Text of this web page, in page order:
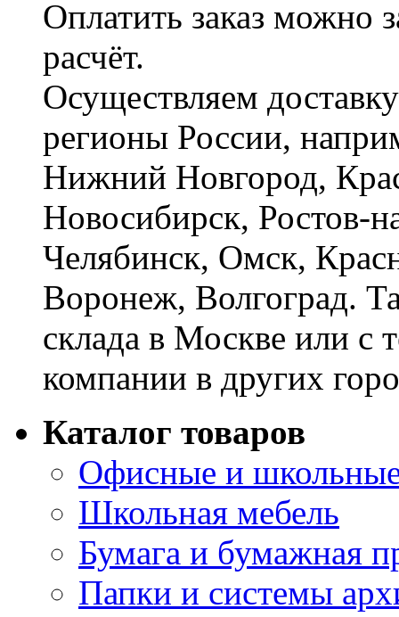
Оплатить заказ можно
расчёт.
Осуществляем
регионы России,
Нижний Новгород,
Новосибирск, Ростов-
Челябинск, Омск,
Воронеж, Волгоград.
склада в Москве или с
компании в других
Каталог товаров
Офисные и
Школьная мебель
Бумага и бумажная
Папки и системы